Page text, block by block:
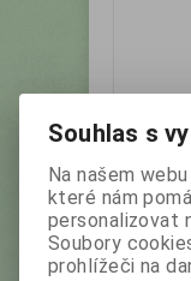
Souhlas s
Na našem
které nám
personalizovat
Soubory
prohlížeči na